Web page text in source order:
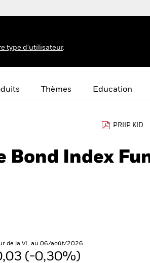
type d'utilisateur.
Thèmes Education
PRIIP KID
Bond Index
de la VL au 06/août/2026
(-0,30%)